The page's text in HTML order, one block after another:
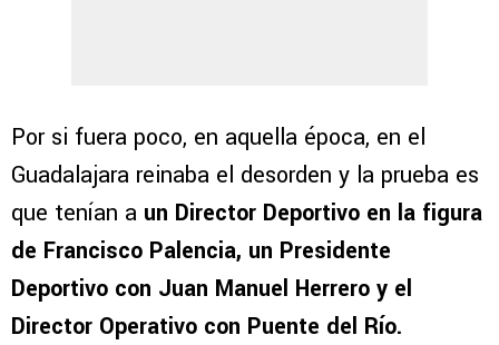
Por si fuera poco, en aquella época, en el
Guadalajara reinaba el desorden y la prueba es
que tenían a un Director Deportivo en la figura
de Francisco Palencia, un Presidente
Deportivo con Juan Manuel Herrero y el
Director Operativo con Puente del Río.